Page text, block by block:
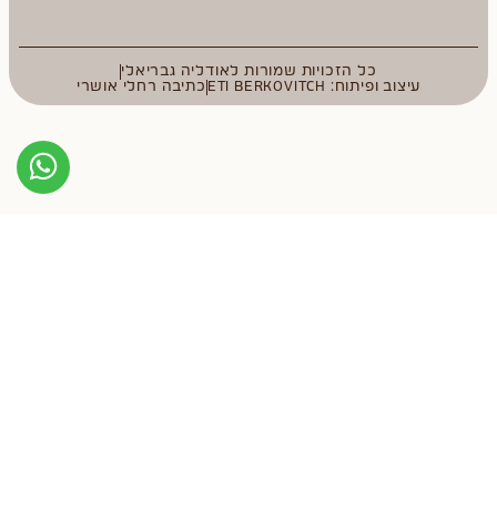
כל הזכויות שמורות לאודליה גבריאלי
עיצוב ופיתוח: ETI BERKOVITCH
כתיבה רחלי אושרי